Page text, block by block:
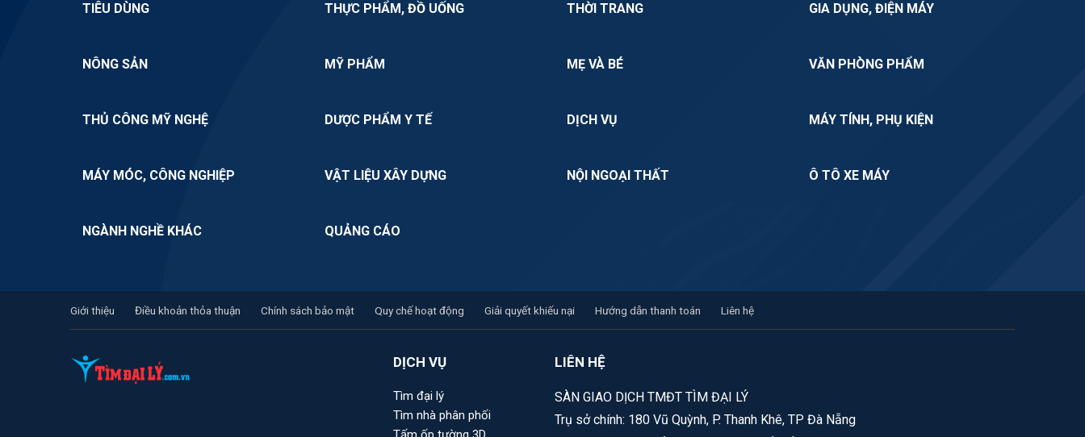
TIÊU DÙNG THỰC PHẨM, ĐỒ UỐNG THỜI TRANG GIA DỤNG, ĐIỆN MÁY
NÔNG SẢN MỸ PHẨM MẸ VÀ BÉ VĂN PHÒNG PHẨM
THỦ CÔNG MỸ NGHỆ DƯỢC PHẨM Y TẾ DỊCH VỤ MÁY TÍNH, PHỤ KIỆN
MÁY MÓC, CÔNG NGHIỆP VẬT LIỆU XÂY DỰNG NỘI NGOẠI THẤT Ô TÔ XE MÁY
NGÀNH NGHỀ KHÁC QUẢNG CÁO
Giới thiệu Điều khoản thỏa thuận Chính sách bảo mật Quy chế hoạt động Giải quyết khiếu nại Hướng dẫn thanh toán Liên hệ
DỊCH VỤ
Tìm đại lý
Tìm nhà phân phối
LIÊN HỆ
SÀN GIAO DỊCH TMĐT TÌM ĐẠI LÝ
Trụ sở chính: 180 Vũ Quỳnh, P. Thanh Khê, TP Đà Nẵng